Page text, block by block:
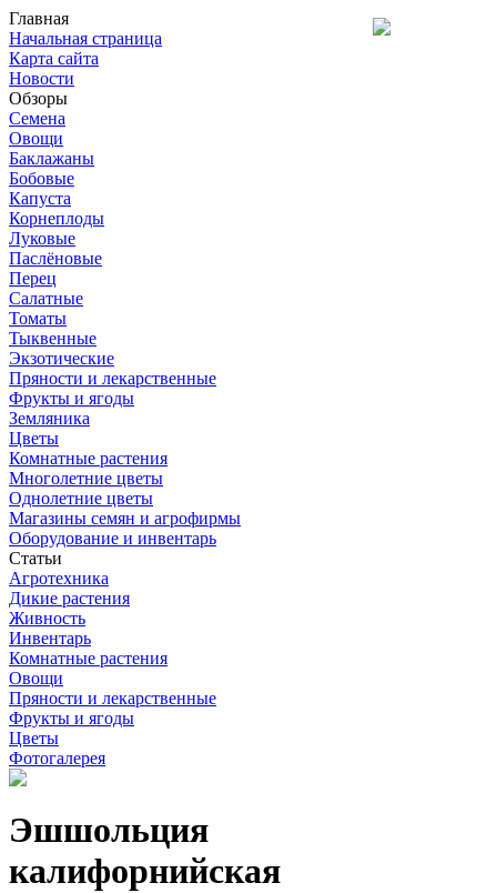
Главная
Начальная страница
Карта сайта
Новости
Обзоры
Семена
Овощи
Баклажаны
Бобовые
Капуста
Корнеплоды
Луковые
Паслёновые
Перец
Салатные
Томаты
Тыквенные
Экзотические
Пряности и лекарственные
Фрукты и ягоды
Земляника
Цветы
Комнатные растения
Многолетние цветы
Однолетние цветы
Магазины семян и агрофирмы
Оборудование и инвентарь
Статьи
Агротехника
Дикие растения
Живность
Инвентарь
Комнатные растения
Овощи
Пряности и лекарственные
Фрукты и ягоды
Цветы
Фотогалерея
Эшшольция
калифорнийская